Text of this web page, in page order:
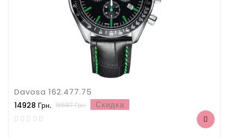
Davosa 162.477.75
14928 Грн. 16587 Грн. Скидка